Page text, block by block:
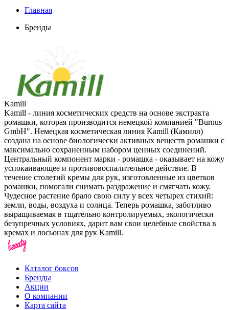
Главная
Бренды
Kamill
Kamill - линия косметических средств на основе экстракта
ромашки, которая производится немецкой компанией "Burnus
GmbH". Немецкая косметическая линия Kamill (Камилл)
создана на основе биологически активных веществ ромашки с
максимально сохраненным набором ценных соединений.
Центральный компонент марки - ромашка - оказывает на кожу
успокаивающее и противовоспалительное действие. В
течение столетий кремы для рук, изготовленные из цветков
ромашки, помогали снимать раздражение и смягчать кожу.
Чудесное растение брало свою силу у всех четырех стихий:
земли, воды, воздуха и солнца. Теперь ромашка, заботливо
выращиваемая в тщательно контролируемых, экологически
безупречных условиях, дарит вам свои целебные свойства в
кремах и лосьонах для рук Kamill.
Каталог боксов
Бренды
Акции
О компании
Карта сайта